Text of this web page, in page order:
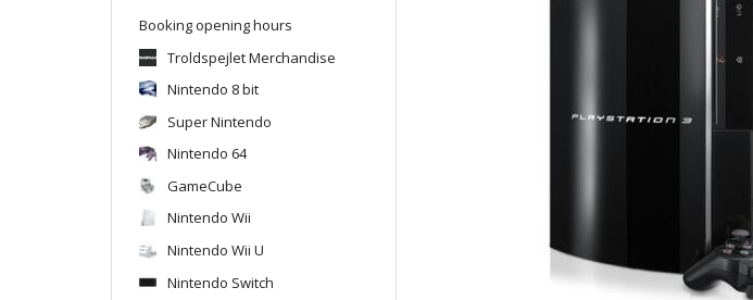
Booking opening hours
Troldspejlet Merchandise
Nintendo 8 bit
Super Nintendo
Nintendo 64
GameCube
Nintendo Wii
Nintendo Wii U
Nintendo Switch